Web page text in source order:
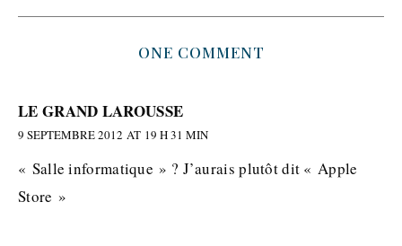
ONE COMMENT
LE GRAND LAROUSSE
9 SEPTEMBRE 2012 AT 19 H 31 MIN
« Salle informatique » ? J’aurais plutôt dit « Apple
Store »